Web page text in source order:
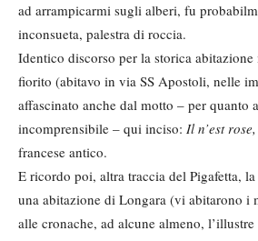
ad arrampicarmi sugli alberi, fu
inconsueta, palestra di roccia.
Identico discorso per la storica abitazione
fiorito (abitavo in via SS Apostoli, nelle
affascinato anche dal motto – per quanto
incomprensibile – qui inciso: Il n’est
francese antico.
E ricordo poi, altra traccia del Pigafetta,
una abitazione di Longara (vi abitarono i
alle cronache, ad alcune almeno,